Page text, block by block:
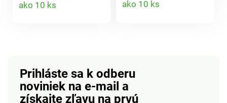
s výkonom 2200 W.
ako 10 ks
zo šnúry. Uložíte do
minimum miesta.
Objem: 15 l. Rozmery:
dĺžka 39 cm, šírka 29
ako 10 ks
Prihláste sa k odberu
noviniek na e-mail a
získajte zľavu na prvú